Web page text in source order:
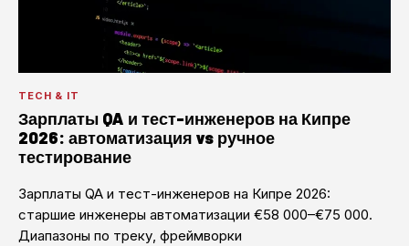
TECH & IT
Зарплаты QA и тест-инженеров на Кипре
2026: автоматизация vs ручное
тестирование
Зарплаты QA и тест-инженеров на Кипре 2026:
старшие инженеры автоматизации €58 000–€75 000.
Диапазоны по треку, фреймворки